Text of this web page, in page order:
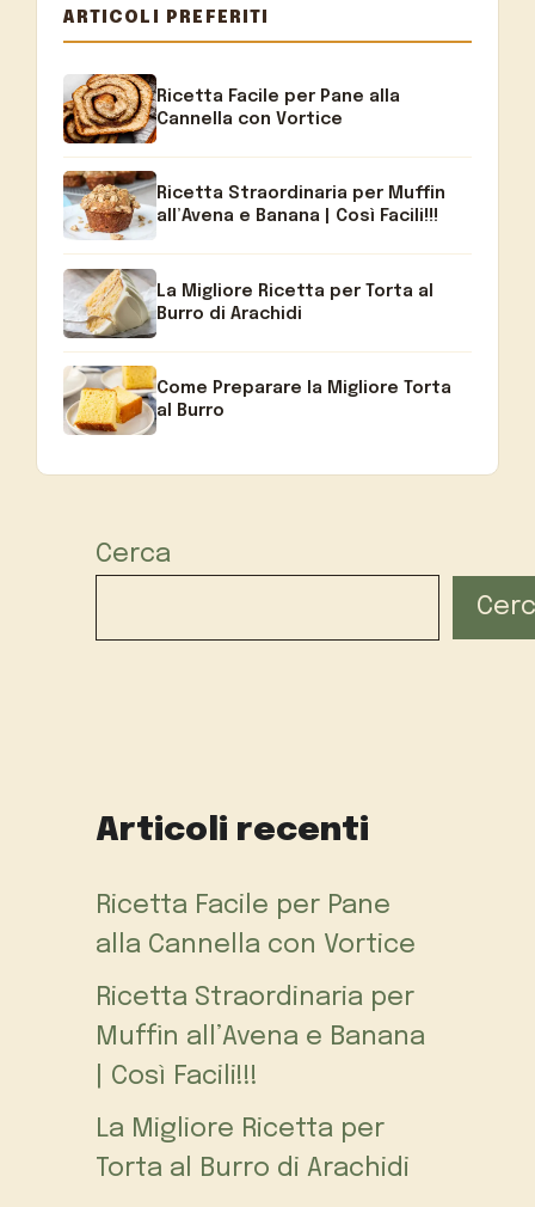
ARTICOLI PREFERITI
Ricetta Facile per Pane alla
Cannella con Vortice
Ricetta Straordinaria per Muffin
all’Avena e Banana | Così Facili!!!
La Migliore Ricetta per Torta al
Burro di Arachidi
Come Preparare la Migliore Torta
al Burro
Cerca
Articoli recenti
Ricetta Facile per Pane
alla Cannella con Vortice
Ricetta Straordinaria per
Muffin all’Avena e Banana
| Così Facili!!!
La Migliore Ricetta per
Torta al Burro di Arachidi